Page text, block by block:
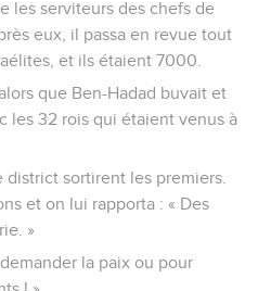
les serviteurs des chefs de
eux, il passa en revue tout
et ils étaient 7000.
que Ben-Hadad buvait et
les 32 rois qui étaient venus à
district sortirent les premiers.
et on lui rapporta : « Des
»
la paix ou pour